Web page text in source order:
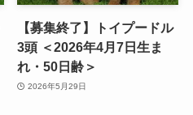
【募集終了】トイプードル
3頭 ＜2026年4月7日生ま
れ・50日齢＞
2026年5月29日